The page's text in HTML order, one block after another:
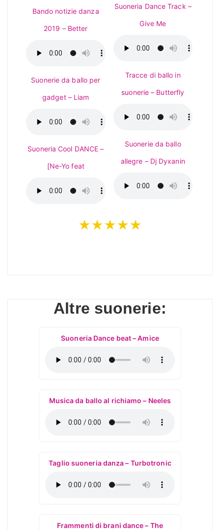
Bando notizie danza
2019 – Better
Suonerie da ballo per
gadget – Liam
Suoneria Cool DANCE –
[Ne-Yo feat
Suoneria Dance Track –
Give Me
Tracce di ballo in
suonerie – Butterfly
Suonerie da ballo
allegre – Dj Dyxanin
★★★★★
Altre suonerie:
Suoneria Dance beat – Amice
Musica da ballo al richiamo – Neeles
Taglio suoneria danza – Turbotronic
Frammenti di brani dance – The